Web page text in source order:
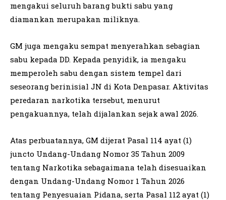
mengakui seluruh barang bukti sabu yang
diamankan merupakan miliknya.
GM juga mengaku sempat menyerahkan sebagian
sabu kepada DD. Kepada penyidik, ia mengaku
memperoleh sabu dengan sistem tempel dari
seseorang berinisial JN di Kota Denpasar. Aktivitas
peredaran narkotika tersebut, menurut
pengakuannya, telah dijalankan sejak awal 2026.
Atas perbuatannya, GM dijerat Pasal 114 ayat (1)
juncto Undang-Undang Nomor 35 Tahun 2009
tentang Narkotika sebagaimana telah disesuaikan
dengan Undang-Undang Nomor 1 Tahun 2026
tentang Penyesuaian Pidana, serta Pasal 112 ayat (1)